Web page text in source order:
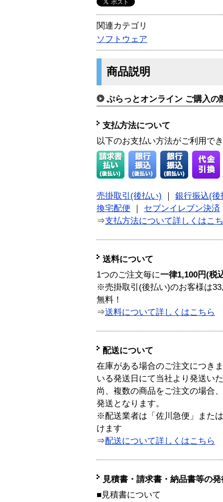
関連カテゴリ
ソフトウェア
商品説明
ぷらっとオンライン ご購入の
支払方法について
以下のお支払い方法がご利用で
売掛取引(後払い)
銀行振込(後
換宅配便
セブンイレブン決済
⇒支払方法について詳しくはこ
送料について
1つのご注文毎に一律1,100円(税
※売掛取引(後払い)のお客様は
無料！
⇒送料について詳しくはこちら
配送について
在庫がある場合のご注文につき
いる発送日にて当社より発送い
尚、複数の商品をご注文の場合
発送となります。
※配送業者は「佐川急便」また
けます
⇒配送について詳しくはこちら
見積書・請求書・納品書等の
■見積書について